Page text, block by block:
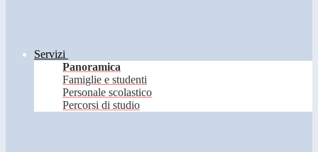
Servizi
Panoramica
Famiglie e studenti
Personale scolastico
Percorsi di studio